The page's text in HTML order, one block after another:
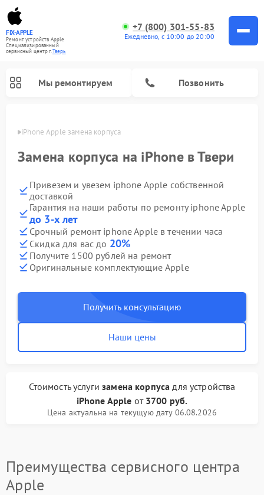
FIX-APPLE
Ремонт устройств Apple
Специализированный
cервисный центр г.Тверь
+7 (800) 301-55-83
Ежедневно, с 10:00 до 20:00
Мы ремонтируем Позвонить
iPhone Apple замена корпуса
Замена корпуса на iPhone в Твери
Привезем и увезем iphone Apple собственной
доставкой
Гарантия на наши работы по ремонту iphone Apple
до 3-х лет
Срочный ремонт iphone Apple в течении часа
Скидка для вас до 20%
Получите 1500 рублей на ремонт
Оригинальные комплектующие Apple
Получить консультацию
Наши цены
Стоимость услугизамена корпуса для устройства
iPhone Apple от 3700 руб.
Цена актуальна на текущую дату 06.08.2026
Преимущества сервисного центра
Apple